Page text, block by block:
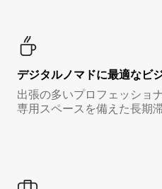
デジタルノマド⁠に最⁠適⁠なビ⁠
出張の多いプロフェッショ
専用スペースを備えた長期